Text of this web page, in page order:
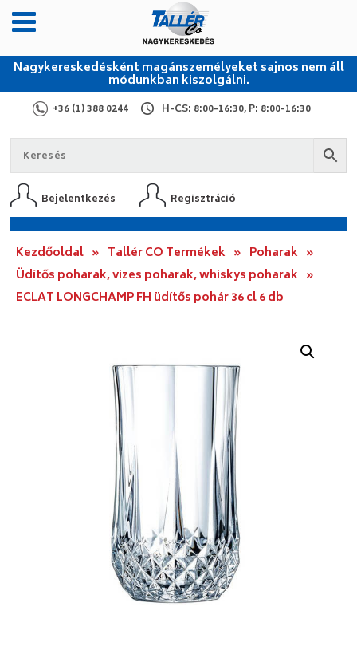
Nagykereskedésként magánszemélyeket sajnos nem áll
módunkban kiszolgálni.
+36 (1) 388 0244 H-CS: 8:00-16:30, P: 8:00-16:30
Bejelentkezés Regisztráció
Kezdőoldal » Tallér CO Termékek » Poharak »
Üdítős poharak, vizes poharak, whiskys poharak »
ECLAT LONGCHAMP FH üdítős pohár 36 cl 6 db